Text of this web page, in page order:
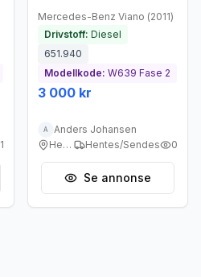
1
Mercedes-Benz Viano (2011)
Drivstoff: Diesel
651.940
Modellkode: W639 Fase 2
3 000 kr
A
Anders Johansen
Heggedal
Hentes/Sendes 0
Se annonse